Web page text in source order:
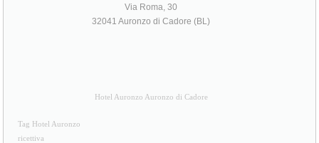
Via Roma, 30
32041 Auronzo di Cadore (BL)
Hotel Auronzo Auronzo di Cadore
Tag Hotel Auronzo
ricettiva